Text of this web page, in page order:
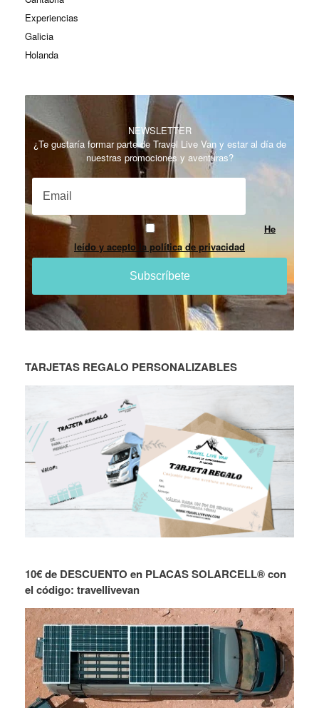
Experiencias
Galicia
Holanda
NEWSLETTER
¿Te gustaría formar parte de Travel Live Van y estar al día de
nuestras promociones y aventuras?
He
leído y acepto la política de privacidad
TARJETAS REGALO PERSONALIZABLES
10€ de DESCUENTO en PLACAS SOLARCELL® con
el código: travellivevan